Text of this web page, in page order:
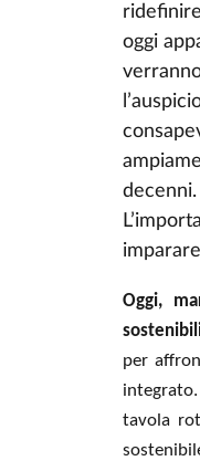
oggi
Oggi,
per
tavola